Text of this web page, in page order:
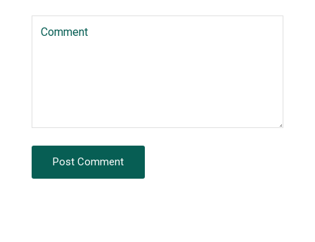
Post Comment